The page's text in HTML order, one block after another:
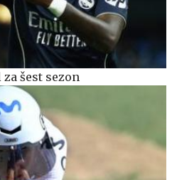
šest sezon